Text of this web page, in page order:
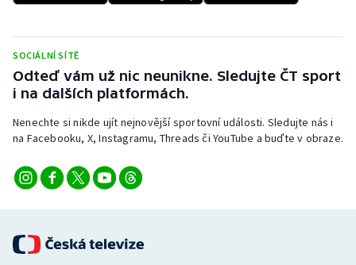
Stolní tenis
Triatlon
Veslování
Vodní slalom
SOCIÁLNÍ SÍTĚ
Odteď vám už nic neunikne. Sledujte ČT sport
i na dalších platformách.
Nenechte si nikde ujít nejnovější sportovní události. Sledujte nás i
na Facebooku, X, Instagramu, Threads či YouTube a buďte v obraze.